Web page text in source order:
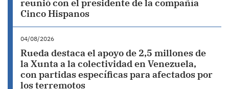
reunió con el presidente de la compañía
Cinco Hispanos
04/08/2026
Rueda destaca el apoyo de 2,5 millones de
la Xunta a la colectividad en Venezuela,
con partidas específicas para afectados por
los terremotos